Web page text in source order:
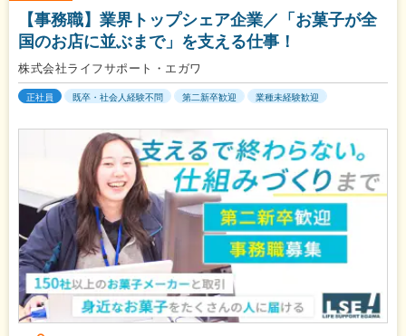
【事務職】業界トップシェア企業／「お菓子が全
国のお店に並ぶまで」を支える仕事！
株式会社ライフサポート・エガワ
正社員 既卒・社会人経験不問 第二新卒歓迎 業種未経験歓迎